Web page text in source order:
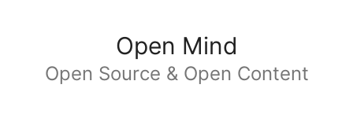
Open Mind
Open Source & Open Content